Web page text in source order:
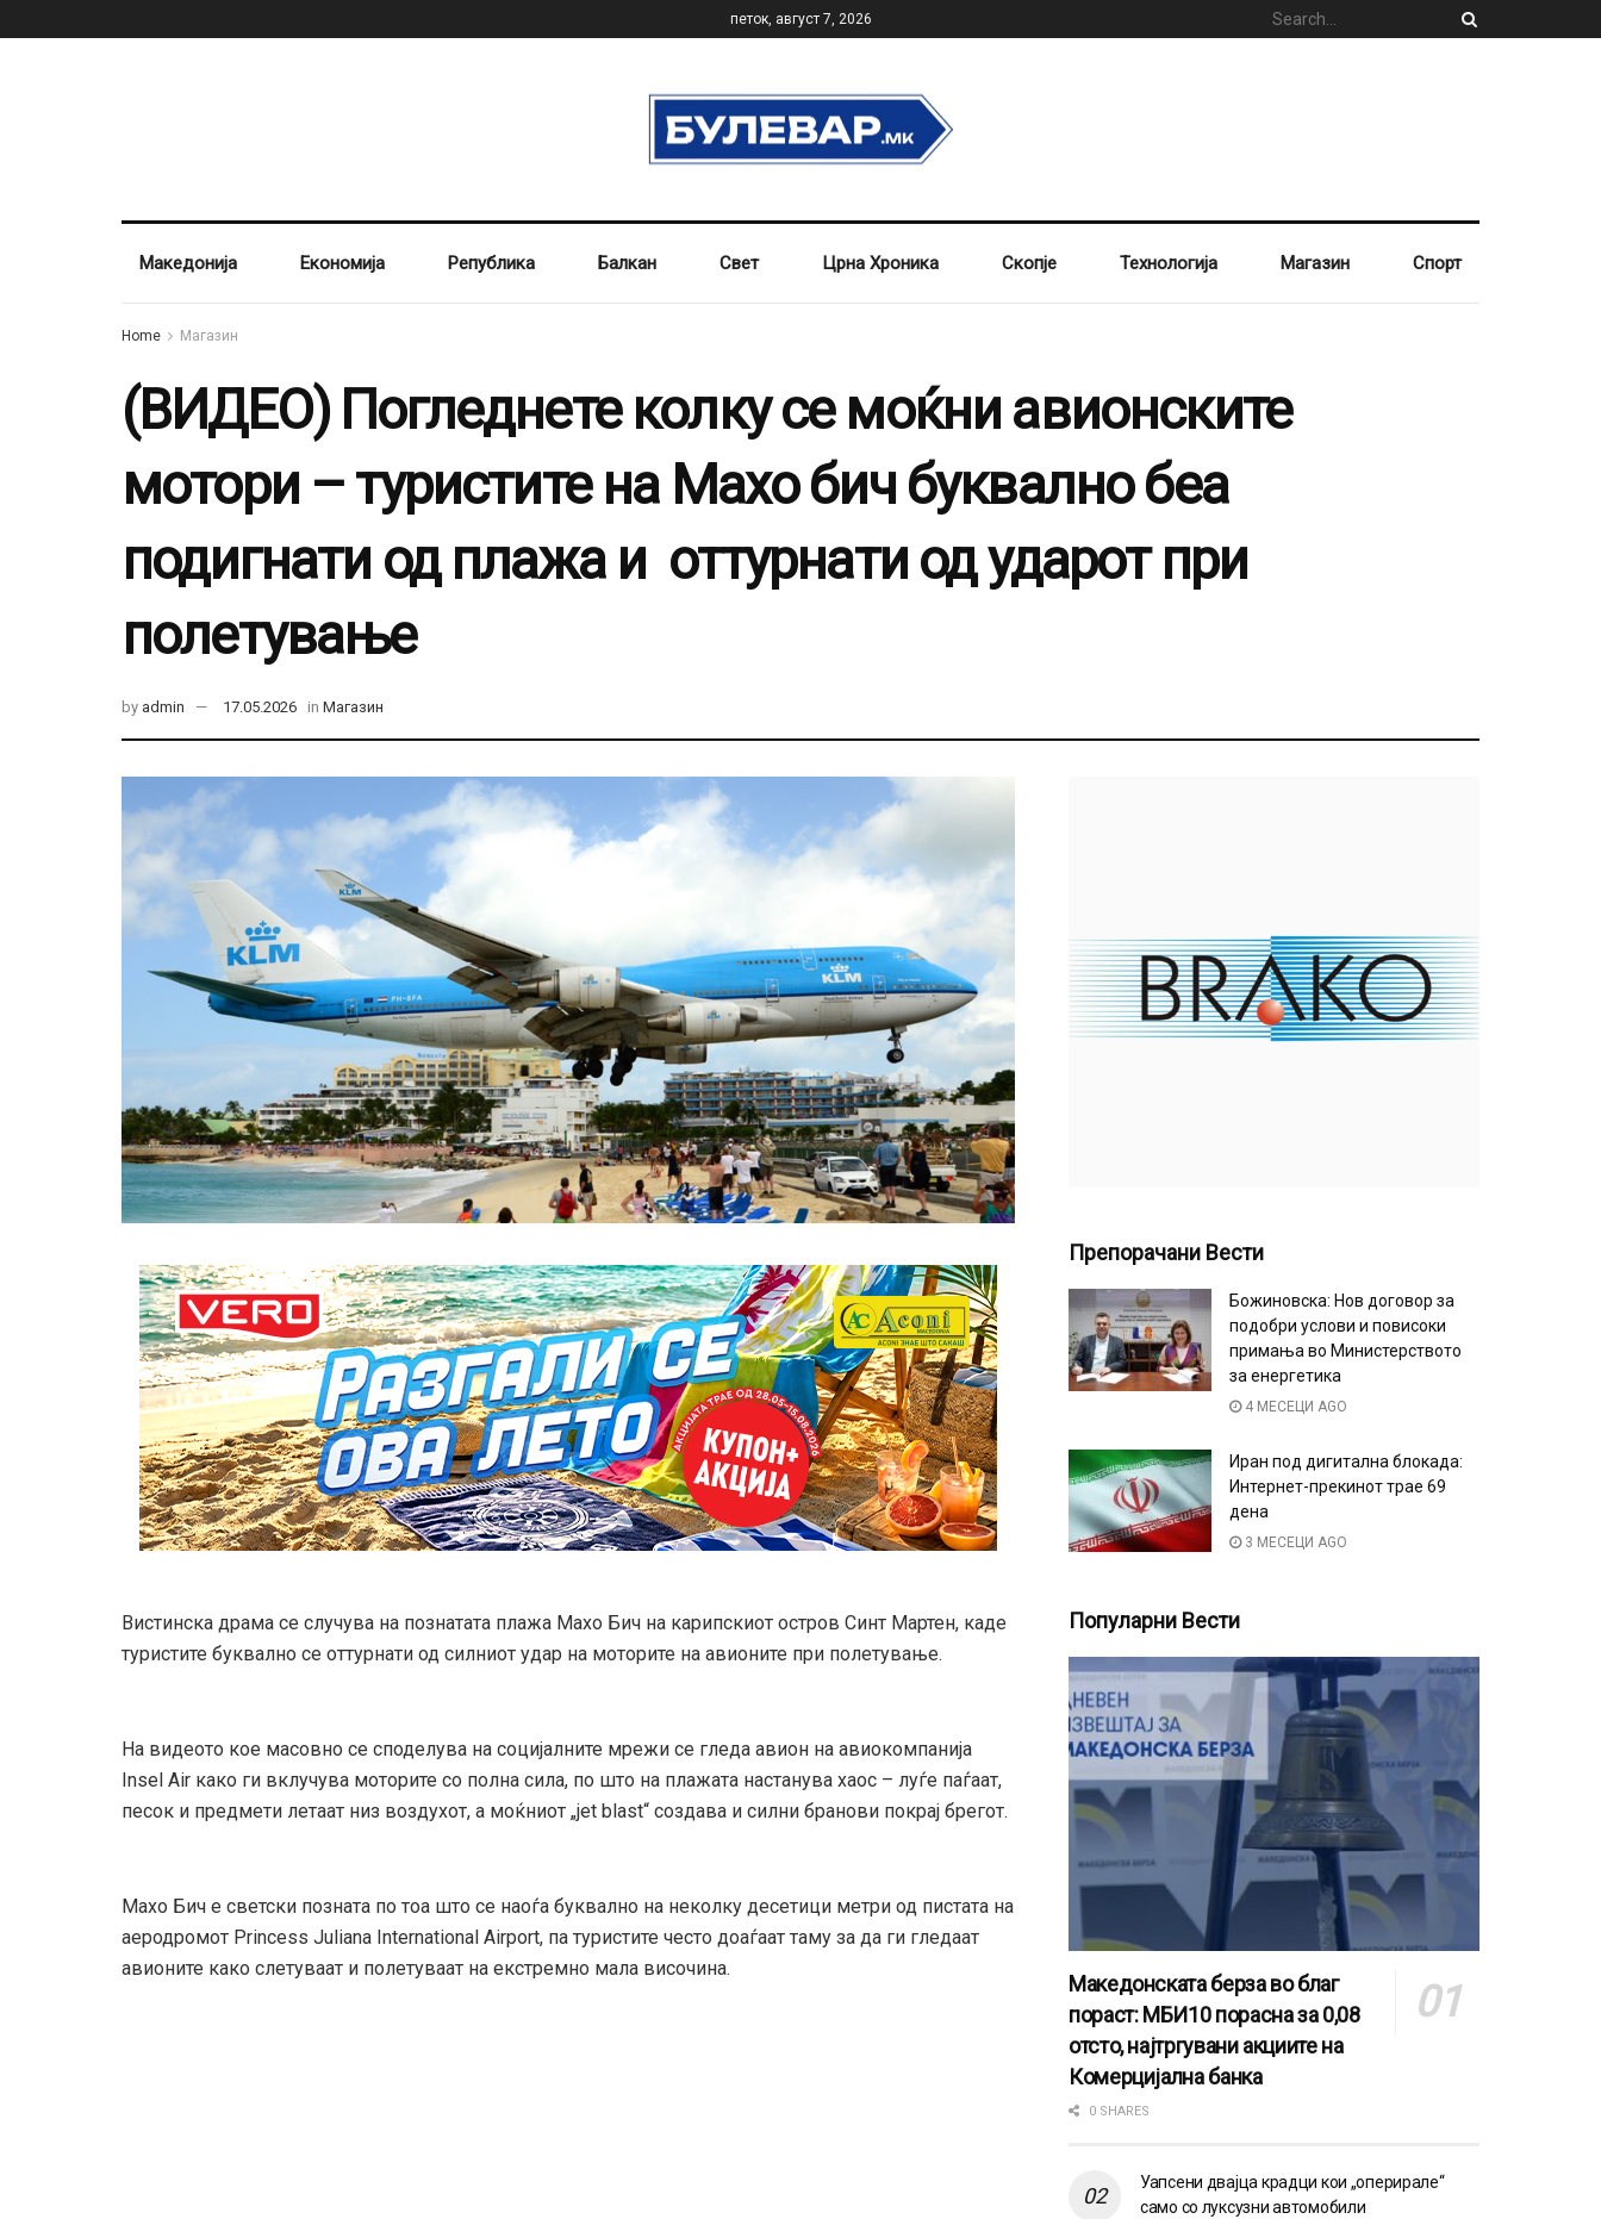
петок, август 7, 2026
Македонија Економија Република Балкан Свет Црна Хроника Скопје Технологија Магазин Спорт
Home Магазин
(ВИДЕО) Погледнете колку се моќни авионските
мотори – туристите на Махо бич буквално беа
подигнати од плажа и оттурнати од ударот при
полетување
by admin 17.05.2026 in Магазин
Вистинска драма се случува на познатата плажа Махо Бич на карипскиот остров Синт Мартен, каде
туристите буквално се оттурнати од силниот удар на моторите на авионите при полетување.
На видеото кое масовно се споделува на социјалните мрежи се гледа авион на авиокомпанија
Insel Air како ги вклучува моторите со полна сила, по што на плажата настанува хаос – луѓе паѓаат,
песок и предмети летаат низ воздухот, а моќниот „jet blast“ создава и силни бранови покрај брегот.
Махо Бич е светски позната по тоа што се наоѓа буквално на неколку десетици метри од пистата на
аеродромот Princess Juliana International Airport, па туристите често доаѓаат таму за да ги гледаат
авионите како слетуваат и полетуваат на екстремно мала височина.
Препорачани Вести
Божиновска: Нов договор за
подобри услови и повисоки
примања во Министерството
за енергетика
4 МЕСЕЦИ AGO
Иран под дигитална блокада:
Интернет-прекинот трае 69
дена
3 МЕСЕЦИ AGO
Популарни Вести
Македонската берза во благ
пораст: МБИ10 порасна за 0,08
отсто, најтргувани акциите на
Комерцијална банка
0 SHARES
Уапсени двајца крадци кои „оперирале“
само со луксузни автомобили